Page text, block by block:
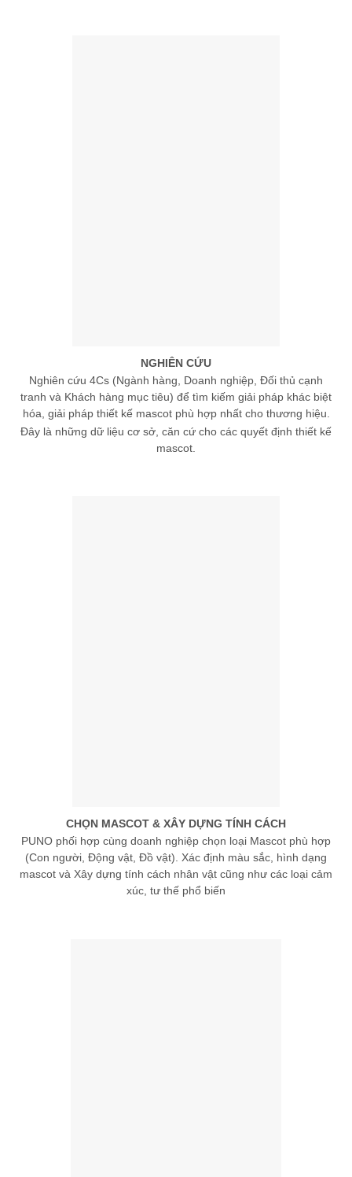
NGHIÊN CỨU
Nghiên cứu 4Cs (Ngành hàng, Doanh nghiệp, Đối thủ cạnh
tranh và Khách hàng mục tiêu) để tìm kiếm giải pháp khác biệt
hóa, giải pháp thiết kế mascot phù hợp nhất cho thương hiệu.
Đây là những dữ liệu cơ sở, căn cứ cho các quyết định thiết kế
mascot.
CHỌN MASCOT & XÂY DỰNG TÍNH CÁCH
PUNO phối hợp cùng doanh nghiệp chọn loại Mascot phù hợp
(Con người, Động vật, Đồ vật). Xác định màu sắc, hình dạng
mascot và Xây dựng tính cách nhân vật cũng như các loại cảm
xúc, tư thế phổ biến